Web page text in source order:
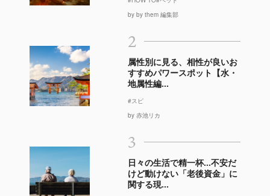
by by them 編集部
2
属性別に見る、相性が良いお
すすめパワースポット【水・
地属性編...
#スピ
by 赤池リカ
3
日々の生活で精一杯…不安だ
けど動けない「老後資金」に
関する現...